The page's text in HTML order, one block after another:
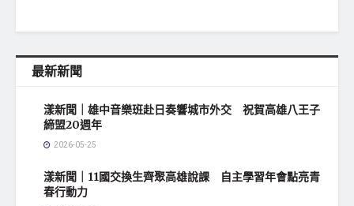
最新新聞
漾新聞｜雄中音樂班赴日奏響城市外交 祝賀高雄八王子
締盟20週年
2026-05-25
漾新聞｜11國交換生齊聚高雄說課 自主學習年會點亮青
春行動力